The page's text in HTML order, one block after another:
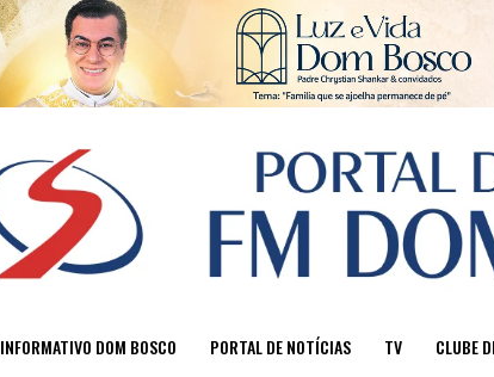
INFORMATIVO DOM BOSCO PORTAL DE NOTÍCIAS TV CLUBE